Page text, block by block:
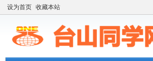
设为首页 收藏本站